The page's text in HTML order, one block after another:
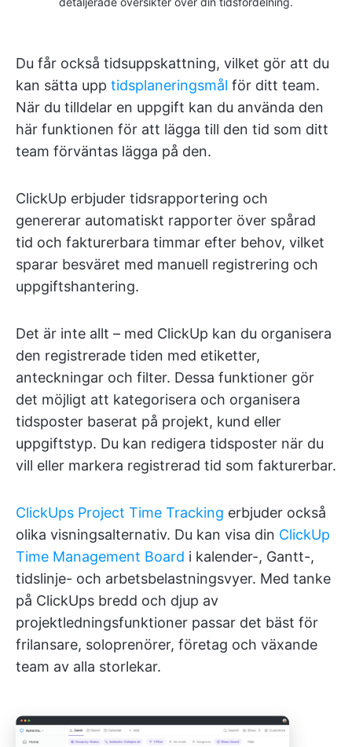
Du får också tidsuppskattning, vilket gör att du
kan sätta upp tidsplaneringsmål för ditt team.
När du tilldelar en uppgift kan du använda den
här funktionen för att lägga till den tid som ditt
team förväntas lägga på den.
ClickUp erbjuder tidsrapportering och
genererar automatiskt rapporter över spårad
tid och fakturerbara timmar efter behov, vilket
sparar besväret med manuell registrering och
uppgiftshantering.
Det är inte allt – med ClickUp kan du organisera
den registrerade tiden med etiketter,
anteckningar och filter. Dessa funktioner gör
det möjligt att kategorisera och organisera
tidsposter baserat på projekt, kund eller
uppgiftstyp. Du kan redigera tidsposter när du
vill eller markera registrerad tid som fakturerbar.
ClickUps Project Time Tracking erbjuder också
olika visningsalternativ. Du kan visa din ClickUp
Time Management Board i kalender-, Gantt-,
tidslinje- och arbetsbelastningsvyer. Med tanke
på ClickUps bredd och djup av
projektledningsfunktioner passar det bäst för
frilansare, soloprenörer, företag och växande
team av alla storlekar.